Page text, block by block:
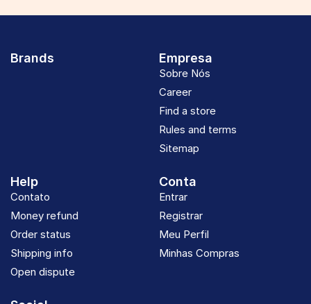
Brands Empresa
Sobre Nós
Career
Find a store
Rules and terms
Sitemap
Help
Contato
Money refund
Order status
Shipping info
Open dispute
Conta
Entrar
Registrar
Meu Perfil
Minhas Compras